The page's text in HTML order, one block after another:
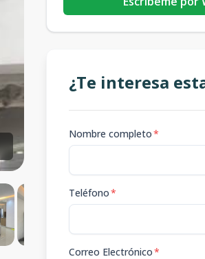
¿Te interesa
Nombre completo*
Teléfono*
Correo Electrónico*